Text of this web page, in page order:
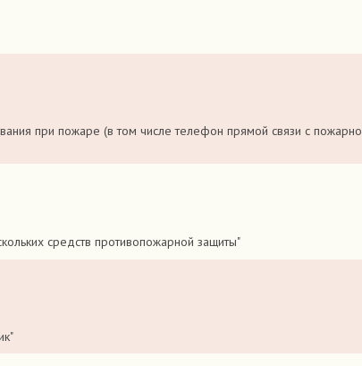
при пожаре (в том числе телефон прямой связи с
средств противопожарной защиты"